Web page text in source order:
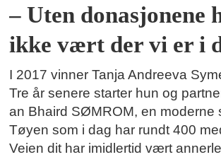
– Uten donasjonene
ikke vært der vi er i
I 2017 vinner Tanja Andreeva
Tre år senere starter hun og
an Bhaird SØMROM, en moderne
Tøyen som i dag har rundt 400
Veien dit har imidlertid vært